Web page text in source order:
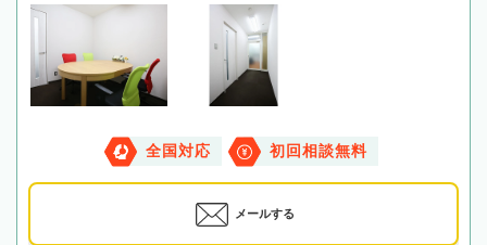
全国対応 初回相談無料
メールする